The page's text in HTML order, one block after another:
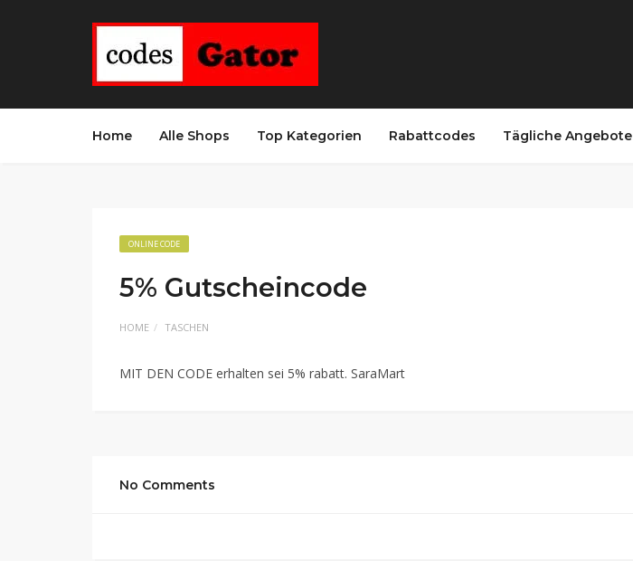
Home Alle Shops Top Kategorien Rabattcodes Tägliche Angebote
ONLINE CODE
5% Gutscheincode
HOME TASCHEN
MIT DEN CODE erhalten sei 5% rabatt. SaraMart
No Comments